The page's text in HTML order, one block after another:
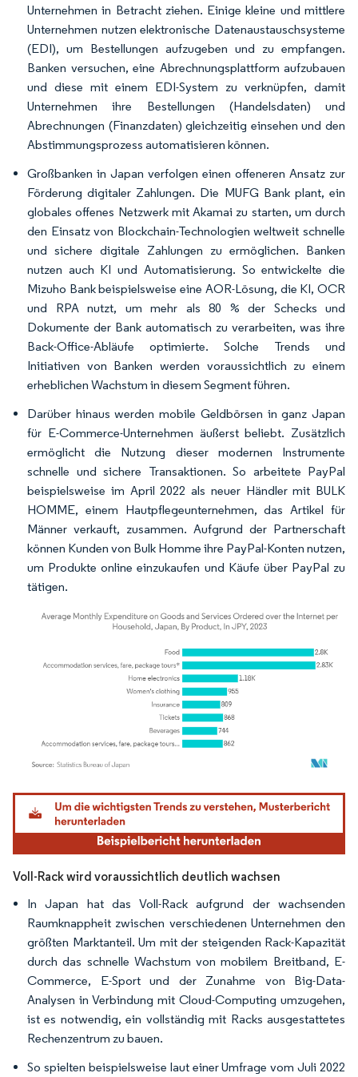
Unternehmen in Betracht ziehen. Einige kleine und mittlere
Unternehmen nutzen elektronische Datenaustauschsysteme
(EDI), um Bestellungen aufzugeben und zu empfangen.
Banken versuchen, eine Abrechnungsplattform aufzubauen
und diese mit einem EDI-System zu verknüpfen, damit
Unternehmen ihre Bestellungen (Handelsdaten) und
Abrechnungen (Finanzdaten) gleichzeitig einsehen und den
Abstimmungsprozess automatisieren können.
Großbanken in Japan verfolgen einen offeneren Ansatz zur
Förderung digitaler Zahlungen. Die MUFG Bank plant, ein
globales offenes Netzwerk mit Akamai zu starten, um durch
den Einsatz von Blockchain-Technologien weltweit schnelle
und sichere digitale Zahlungen zu ermöglichen. Banken
nutzen auch KI und Automatisierung. So entwickelte die
Mizuho Bank beispielsweise eine AOR-Lösung, die KI, OCR
und RPA nutzt, um mehr als 80 % der Schecks und
Dokumente der Bank automatisch zu verarbeiten, was ihre
Back-Office-Abläufe optimierte. Solche Trends und
Initiativen von Banken werden voraussichtlich zu einem
erheblichen Wachstum in diesem Segment führen.
Darüber hinaus werden mobile Geldbörsen in ganz Japan
für E-Commerce-Unternehmen äußerst beliebt. Zusätzlich
ermöglicht die Nutzung dieser modernen Instrumente
schnelle und sichere Transaktionen. So arbeitete PayPal
beispielsweise im April 2022 als neuer Händler mit BULK
HOMME, einem Hautpflegeunternehmen, das Artikel für
Männer verkauft, zusammen. Aufgrund der Partnerschaft
können Kunden von Bulk Homme ihre PayPal-Konten nutzen,
um Produkte online einzukaufen und Käufe über PayPal zu
tätigen.
Bild © Mordor Intelligence. Wiederverwendung erfordert Namensnennung gemäß
Voll-Rack wird voraussichtlich deutlich wachsen
In Japan hat das Voll-Rack aufgrund der wachsenden
Raumknappheit zwischen verschiedenen Unternehmen den
größten Marktanteil. Um mit der steigenden Rack-Kapazität
durch das schnelle Wachstum von mobilem Breitband, E-
Commerce, E-Sport und der Zunahme von Big-Data-
Analysen in Verbindung mit Cloud-Computing umzugehen,
ist es notwendig, ein vollständig mit Racks ausgestattetes
Rechenzentrum zu bauen.
So spielten beispielsweise laut einer Umfrage vom Juli 2022